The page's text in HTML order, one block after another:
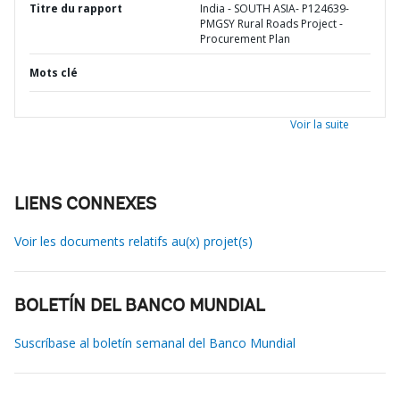
Titre du rapport
India - SOUTH ASIA- P124639-
PMGSY Rural Roads Project -
Procurement Plan
Mots clé
Voir la suite
LIENS CONNEXES
Voir les documents relatifs au(x) projet(s)
BOLETÍN DEL BANCO MUNDIAL
Suscríbase al boletín semanal del Banco Mundial